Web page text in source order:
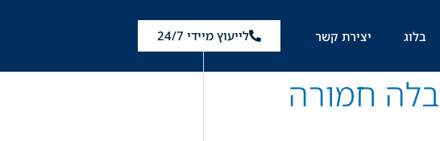
בלוג יצירת קשר לייעוץ מיידי 24/7
חמורה